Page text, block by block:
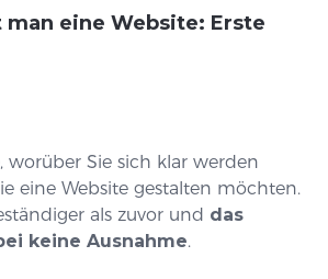
eine Website: Erste
worüber Sie sich klar werden
eine Website gestalten möchten.
als zuvor und das
keine Ausnahme.